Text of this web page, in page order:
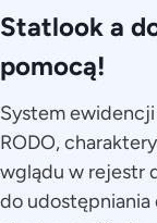
Statlook a
pomocą!
System
RODO,
wglądu w rejestr
do